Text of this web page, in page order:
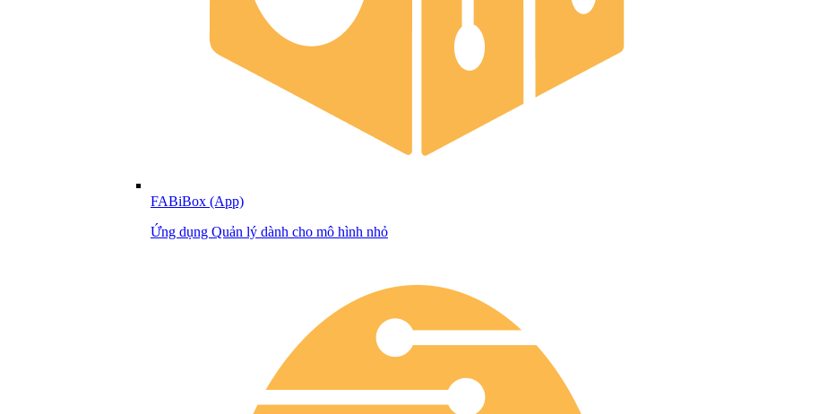
FABiBox (App)
Ứng dụng Quản lý dành cho mô hình nhỏ